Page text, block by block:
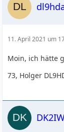
11. April 2021 um
Moin, ich hätte
73, Holger